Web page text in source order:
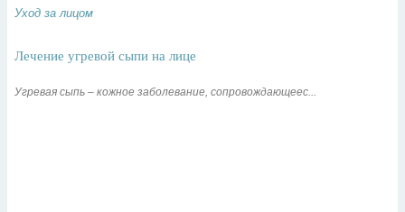
Уход за лицом
Лечение угревой сыпи на лице
Угревая сыпь – кожное заболевание, сопровождающеес...